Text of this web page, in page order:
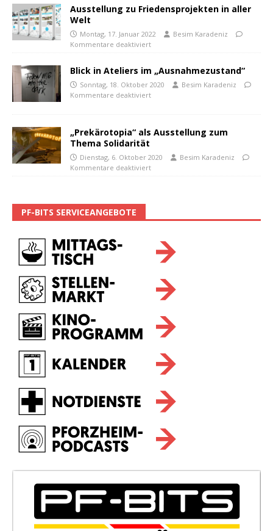
Ausstellung zu Friedensprojekten in aller
Welt
Montag, 17. Januar 2022
Besim Karadeniz
Kommentare deaktiviert
Blick in Ateliers im „Ausnahmezustand“
Sonntag, 18. Oktober 2020
Besim Karadeniz
Kommentare deaktiviert
„Prekärotopia“ als Ausstellung zum
Thema Solidarität
Dienstag, 6. Oktober 2020
Besim Karadeniz
Kommentare deaktiviert
PF-BITS SERVICEANGEBOTE